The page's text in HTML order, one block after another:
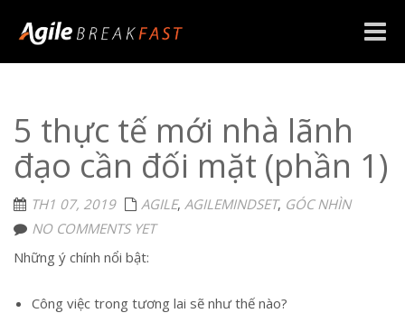
Toggle
5 thực tế mới nhà lãnh
đạo cần đối mặt (phần 1)
TH1 07, 2019 AGILE, AGILEMINDSET, GÓC NHÌN
NO COMMENTS YET
Những ý chính nổi bật:
Công việc trong tương lai sẽ như thế nào?